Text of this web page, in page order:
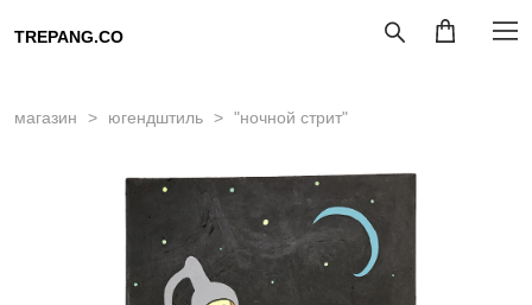
TREPANG.CO
магазин > югендштиль > "ночной стрит"